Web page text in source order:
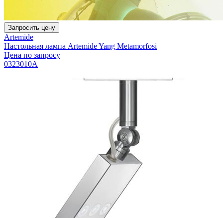
Запросить цену
Artemide
Настольная лампа Artemide Yang Metamorfosi
Цена по запросу
0323010A